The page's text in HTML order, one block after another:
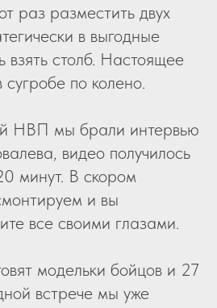
раз разместить двух
в выгодные
взять столб. Настоящее
по колено.
НВП мы брали интервью
видео получилось
минут. В скором
и вы
все своими глазами.
модельки бойцов и 27
встрече мы уже